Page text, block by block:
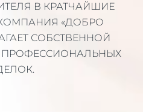
В КРАТЧАЙШИЕ
«ДОБРО
СОБСТВЕННОЙ